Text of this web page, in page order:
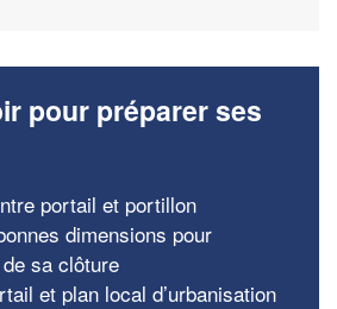
pour préparer ses
portail et portillon
dimensions pour
sa clôture
et plan local d’urbanisation